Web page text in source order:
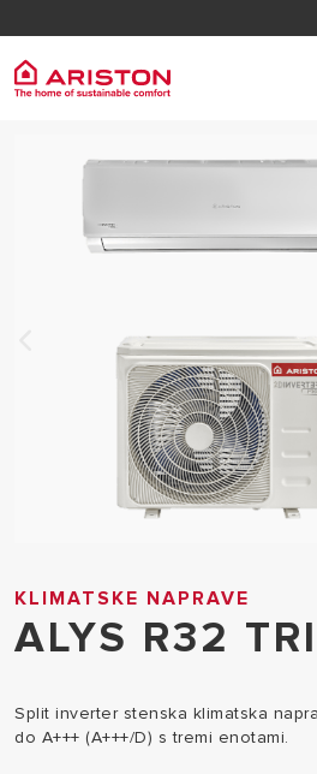
KLIMATSKE NAPRAVE
ALYS R32
Split inverter stenska klimatska
do A+++ (A+++/D) s tremi enotami.